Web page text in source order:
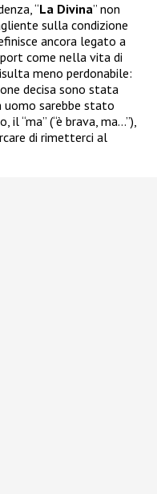
“La Divina” non
sulla condizione
ancora legato a
come nella vita di
meno perdonabile:
decisa sono stata
uomo sarebbe stato
“ma” (“è brava, ma…”),
di rimetterci al